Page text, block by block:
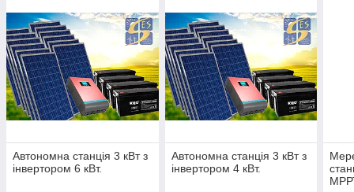
Автономна станція 3 кВт з
інвертором 6 кВт.
Автономна станція 3 кВт з
інвертором 4 кВт.